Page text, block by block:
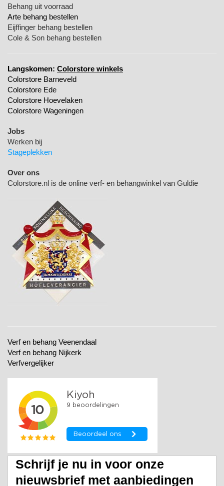
Behang uit voorraad
Arte behang bestellen
Eijffinger behang bestellen
Cole & Son behang bestellen
Langskomen: Colorstore winkels
Colorstore Barneveld
Colorstore Ede
Colorstore Hoevelaken
Colorstore Wageningen
Jobs
Werken bij
Stageplekken
Over ons
Colorstore.nl is de online verf- en behangwinkel van Guldie
Verf en behang Veenendaal
Verf en behang Nijkerk
Verfvergelijker
Schrijf je nu in voor onze
nieuwsbrief met aanbiedingen